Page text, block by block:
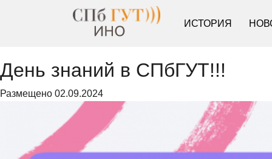
ИСТОРИЯ
День знаний в СПбГУТ!!!
Размещено 02.09.2024